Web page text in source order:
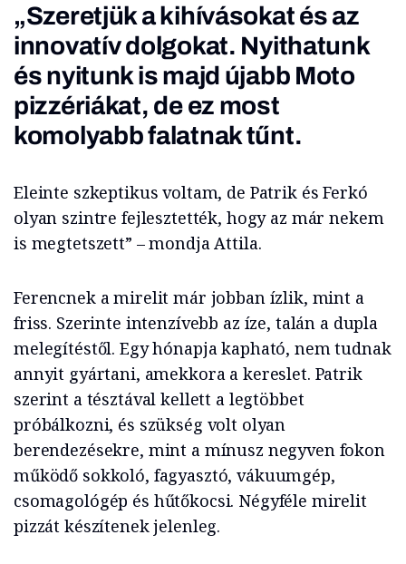
„Szeretjük a kihívásokat és az
innovatív dolgokat. Nyithatunk
és nyitunk is majd újabb Moto
pizzériákat, de ez most
komolyabb falatnak tűnt.
Eleinte szkeptikus voltam, de Patrik és Ferkó
olyan szintre fejlesztették, hogy az már nekem
is megtetszett” – mondja Attila.
Ferencnek a mirelit már jobban ízlik, mint a
friss. Szerinte intenzívebb az íze, talán a dupla
melegítéstől. Egy hónapja kapható, nem tudnak
annyit gyártani, amekkora a kereslet. Patrik
szerint a tésztával kellett a legtöbbet
próbálkozni, és szükség volt olyan
berendezésekre, mint a mínusz negyven fokon
működő sokkoló, fagyasztó, vákuumgép,
csomagológép és hűtőkocsi. Négyféle mirelit
pizzát készítenek jelenleg.